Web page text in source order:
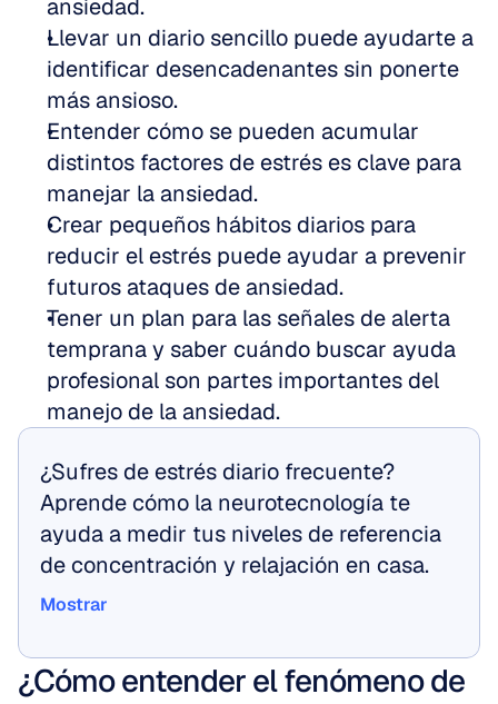
ansiedad.
Llevar un diario sencillo puede ayudarte a
identificar desencadenantes sin ponerte
más ansioso.
Entender cómo se pueden acumular
distintos factores de estrés es clave para
manejar la ansiedad.
Crear pequeños hábitos diarios para
reducir el estrés puede ayudar a prevenir
futuros ataques de ansiedad.
Tener un plan para las señales de alerta
temprana y saber cuándo buscar ayuda
profesional son partes importantes del
manejo de la ansiedad.
¿Sufres de estrés diario frecuente?
Aprende cómo la neurotecnología te
ayuda a medir tus niveles de referencia
de concentración y relajación en casa.
Mostrar
¿Cómo entender el fenómeno de